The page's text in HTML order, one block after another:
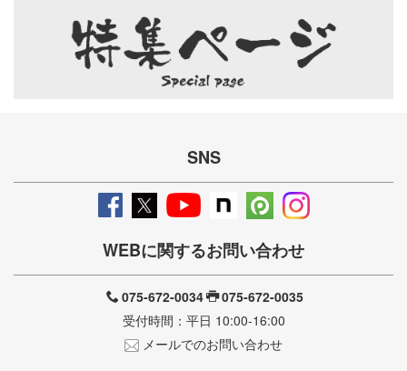
SNS
WEBに関するお問い合わせ
075-672-0034
075-672-0035
受付時間：平日 10:00-16:00
メールでのお問い合わせ